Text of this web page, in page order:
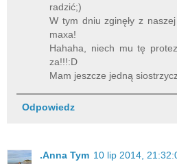
radzić;)
W tym dniu zginęły z
maxa!
Hahaha, niech mu tę
za!!!:D
Mam jeszcze jedną
Odpowiedz
.Anna Tym 10 lip 2014,